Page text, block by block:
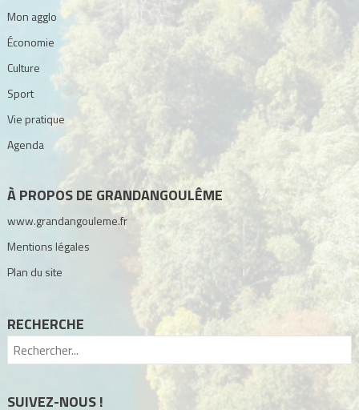
Mon agglo
Économie
Culture
Sport
Vie pratique
Agenda
À PROPOS DE GRANDANGOULÊME
www.grandangouleme.fr
Mentions légales
Plan du site
RECHERCHE
SUIVEZ-NOUS !